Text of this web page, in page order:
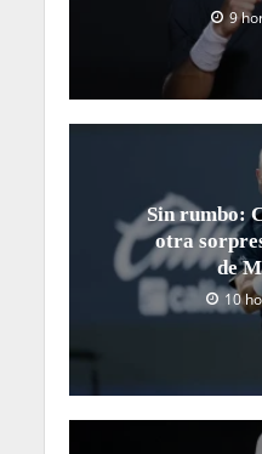
9
Sin rumbo:
otra
de
10